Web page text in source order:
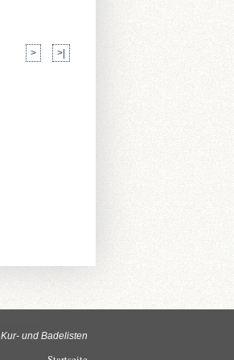
> >|
Kur- und Badelisten